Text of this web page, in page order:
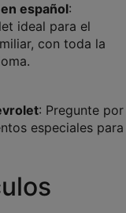
español:
ideal para el
con toda la
: Pregunte por
especiales para